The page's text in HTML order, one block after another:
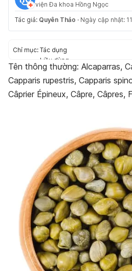
viện Đa khoa Hồng Ngọc
Tác giả: Quyên Thảo · Ngày cập nhật:
Chỉ mục: Tác dụng
Liều dùng
Tác dụng phụ
Thận trọng
Tương tác
Tên thông thường: Alcaparras,
Capparis rupestris, Capparis
Câprier Épineux, Câpre, Câpres,